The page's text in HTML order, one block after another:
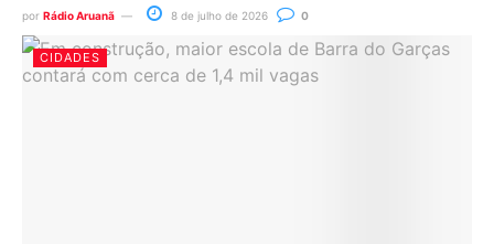
por Rádio Aruanã 8 de julho de 2026 0
CIDADES